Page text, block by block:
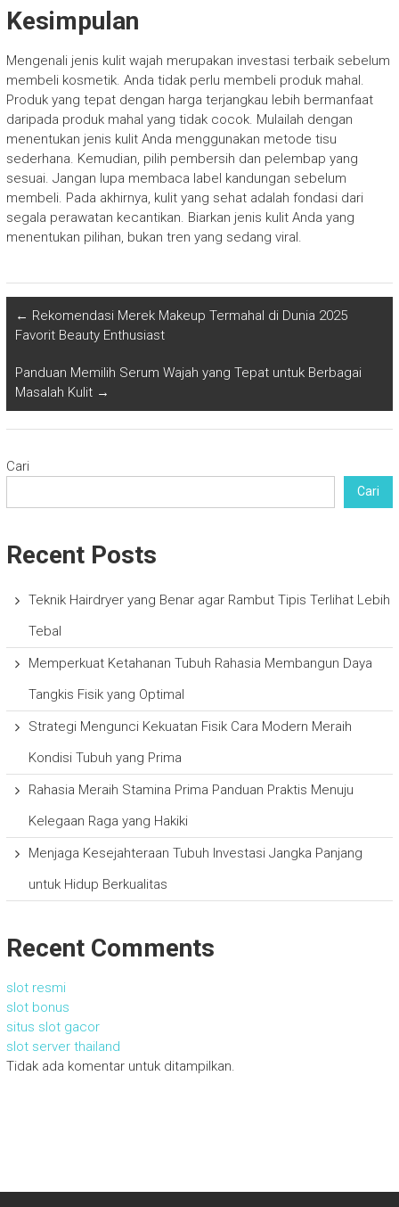
Kesimpulan
Mengenali jenis kulit wajah merupakan investasi terbaik sebelum
membeli kosmetik. Anda tidak perlu membeli produk mahal.
Produk yang tepat dengan harga terjangkau lebih bermanfaat
daripada produk mahal yang tidak cocok. Mulailah dengan
menentukan jenis kulit Anda menggunakan metode tisu
sederhana. Kemudian, pilih pembersih dan pelembap yang
sesuai. Jangan lupa membaca label kandungan sebelum
membeli. Pada akhirnya, kulit yang sehat adalah fondasi dari
segala perawatan kecantikan. Biarkan jenis kulit Anda yang
menentukan pilihan, bukan tren yang sedang viral.
← Rekomendasi Merek Makeup Termahal di Dunia 2025
Favorit Beauty Enthusiast
Panduan Memilih Serum Wajah yang Tepat untuk Berbagai
Masalah Kulit →
Cari
Cari
Recent Posts
Teknik Hairdryer yang Benar agar Rambut Tipis Terlihat Lebih
Tebal
Memperkuat Ketahanan Tubuh Rahasia Membangun Daya
Tangkis Fisik yang Optimal
Strategi Mengunci Kekuatan Fisik Cara Modern Meraih
Kondisi Tubuh yang Prima
Rahasia Meraih Stamina Prima Panduan Praktis Menuju
Kelegaan Raga yang Hakiki
Menjaga Kesejahteraan Tubuh Investasi Jangka Panjang
untuk Hidup Berkualitas
Recent Comments
slot resmi
slot bonus
situs slot gacor
slot server thailand
Tidak ada komentar untuk ditampilkan.